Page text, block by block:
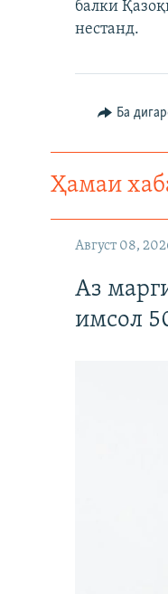
балки
нестанд.
Ба
Ҳамаи
Август 08,
Аз
имсол